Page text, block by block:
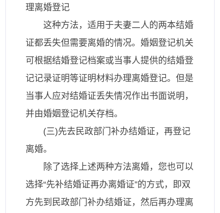
理离婚登记
这种方法，适用于夫妻二人的两本结婚
证都丢失但需要离婚的情况。婚姻登记机关
可根据结婚登记档案或当事人提供的结婚登
记记录证明等证明材料办理离婚登记。但是
当事人应对结婚证丢失情况作出书面说明，
并由婚姻登记机关存档。
(三)先去民政部门补办结婚证，再登记
离婚。
除了选择上述两种方法离婚，您也可以
选择“先补结婚证再办离婚证”的方式，即双
方先到民政部门补办结婚证，然后再办理离